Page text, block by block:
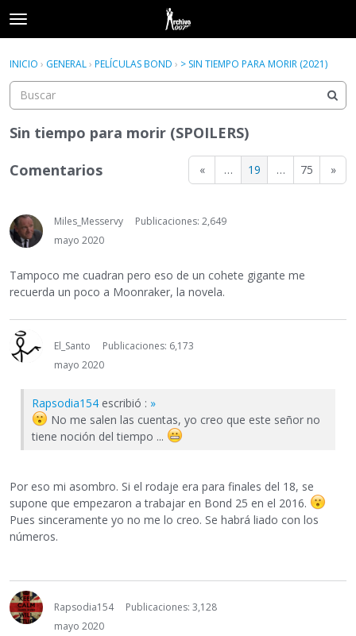
t
o
g
e
m
e
u
Acceder Registrarse
Acceder Registrarse
INICIO › GENERAL› PELÍCULAS BOND › > SIN TIEMPO PARA MORIR (2021)
Sin tiempo para morir (SPOILERS)
« … 19 … 75 »
Comentarios
Miles_Messervy
Publicaciones: 2,649
mayo 2020
Tampoco me cuadran pero eso de un cohete gigante me
recuerda un poco a Moonraker, la novela.
El_Santo
Publicaciones: 6,173
mayo 2020
Rapsodia154 escribió : »
No me salen las cuentas, yo creo que este señor no
tiene noción del tiempo ...
Por eso mi asombro. Si el rodaje era para finales del 18, se
supone que empezaron a trabajar en Bond 25 en el 2016.
Pues sinceramente yo no me lo creo. Se habrá liado con los
números.
Rapsodia154
Publicaciones: 3,128
mayo 2020